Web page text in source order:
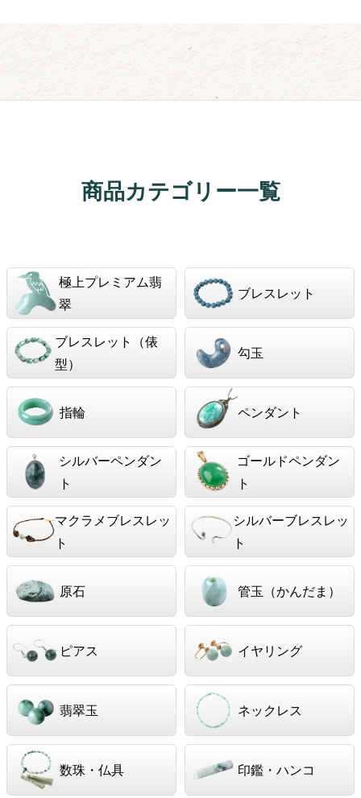
商品カテゴリー一覧
極上プレミアム翡
翠
ブレスレット
ブレスレット（俵
型）
勾玉
指輪 ペンダント
シルバーペンダン
ト
ゴールドペンダン
ト
マクラメブレスレッ
ト
シルバーブレスレッ
ト
原石 管玉（かんだま）
ピアス イヤリング
翡翠玉 ネックレス
数珠・仏具 印鑑・ハンコ